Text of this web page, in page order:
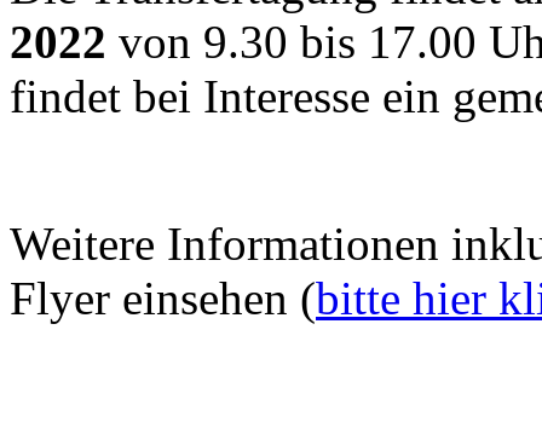
2022 von 9.30 bis 17.00
findet bei Interesse ein
Weitere Informationen
Flyer einsehen (bitte hier